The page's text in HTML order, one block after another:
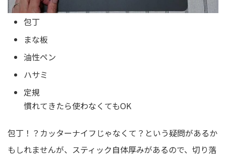
包丁
まな板
油性ペン
ハサミ
定規
慣れてきたら使わなくてもOK
包丁！？カッターナイフじゃなくて？という疑問があるか
もしれませんが、スティック自体厚みがあるので、切り落